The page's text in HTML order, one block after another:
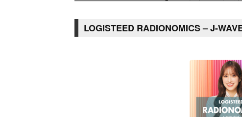
LOGISTEED RADIONOMICS – J-